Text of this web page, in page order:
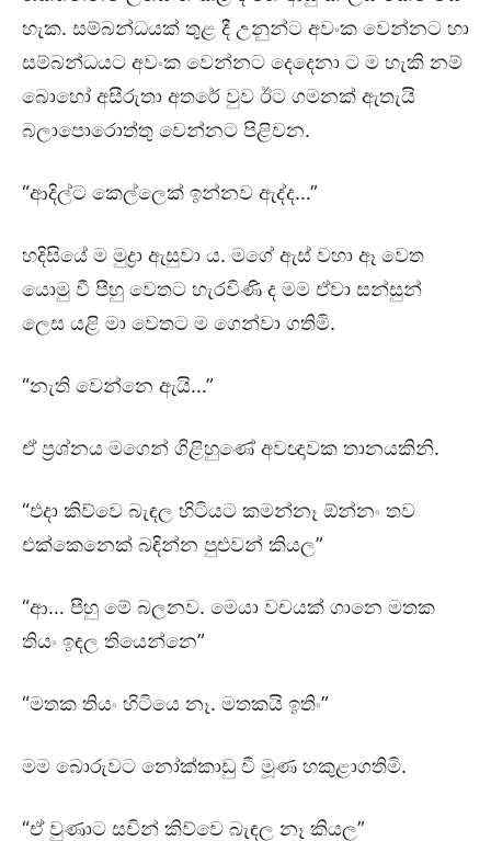
හැක. සම්බන්ධයක් තුළ දී උනුන්ට අවංක වෙන්නට හා
සම්බන්ධයට අවංක වෙන්නට දෙදෙනා ට ම හැකි නම්
බොහෝ අසීරුතා අතරේ වුව ඊට ගමනක් ඇතැයි
බලාපොරොත්තු වෙන්නට පිළිවන.
“ආදිල්ට කෙල්ලෙක් ඉන්නව ඇද්ද…”
හදිසියේ ම මුද්‍රා ඇසුවා ය. මගේ ඇස් වහා ඈ වෙත
යොමු වී පීහු වෙතට හැරවිණි ද මම ඒවා සන්සුන්
ලෙස යළි මා වෙතට ම ගෙන්වා ගතිමි.
“නැති වෙන්නෙ ඇයි…”
ඒ ප්‍රශ්නය මගෙන් ගිළිහුණේ අවඥාවක තානයකිනි.
“එදා කිව්වෙ බැඳල හිටියට කමන්නෑ ඕන්නං තව
එක්කෙනෙක් බඳින්න පුළුවන් කියල”
“ආ… පීහු මේ බලනව. මෙයා වචයක් ගානෙ මතක
තියං ඉඳල තියෙන්නෙ”
“මතක තියං හිටියෙ නෑ. මතකයි ඉතිං”
මම බොරුවට නෝක්කාඩු වී මූණ හකුළාගතිමි.
“ඒ වුණාට සචින් කිව්වෙ බැඳල නෑ කියල”